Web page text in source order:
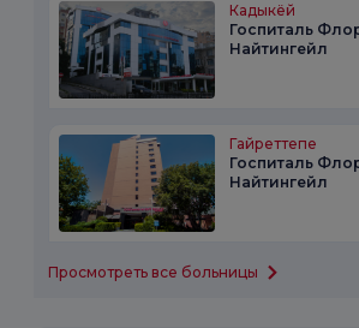
Кадыкёй
Госпиталь
Найтингейл
Гайреттепе
Госпиталь
Найтингейл
Просмотреть все больницы